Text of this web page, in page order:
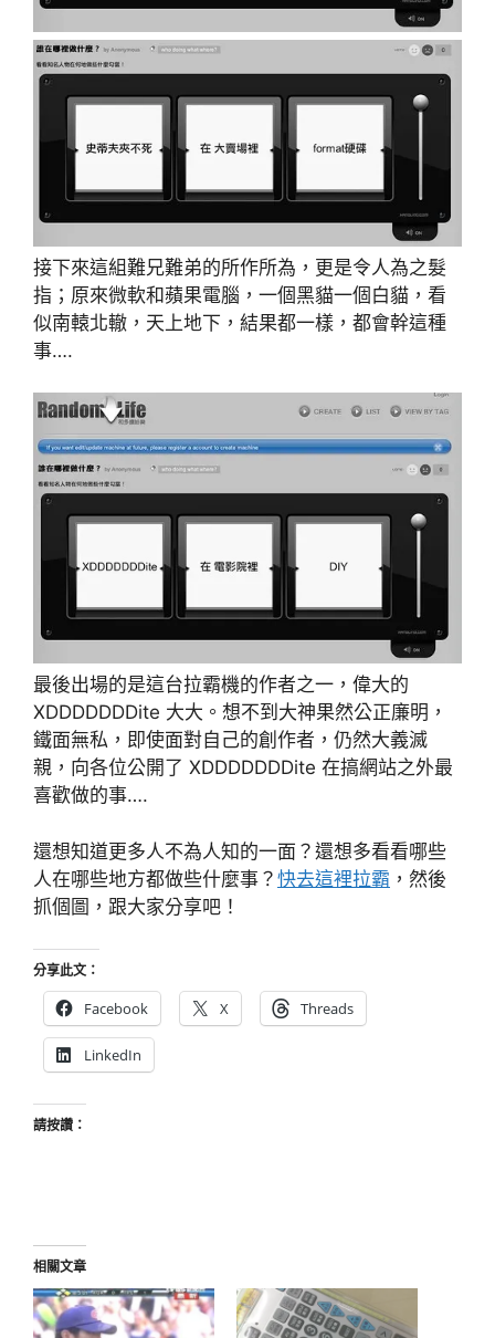
接下來這組難兄難弟的所作所為，更是令人為之髮
指；原來微軟和蘋果電腦，一個黑貓一個白貓，看
似南轅北轍，天上地下，結果都一樣，都會幹這種
事….
最後出場的是這台拉霸機的作者之一，偉大的
XDDDDDDDite 大大。想不到大神果然公正廉明，
鐵面無私，即使面對自己的創作者，仍然大義滅
親，向各位公開了 XDDDDDDDite 在搞網站之外最
喜歡做的事….
還想知道更多人不為人知的一面？還想多看看哪些
人在哪些地方都做些什麼事？ 快去這裡拉霸 ，然後
抓個圖，跟大家分享吧！
分享此文：
Facebook X Threads
LinkedIn
請按讚：
相關文章